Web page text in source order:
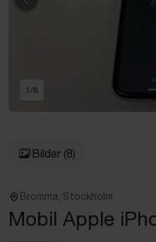
Föregående
1 /8
Bilder (8)
Bromma, Stockholm
Mobil Apple